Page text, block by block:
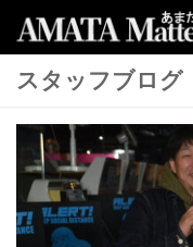
コンテンツへスキップ
スタッフブログ